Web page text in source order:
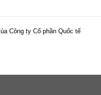
Công ty Cổ phần Quốc tế